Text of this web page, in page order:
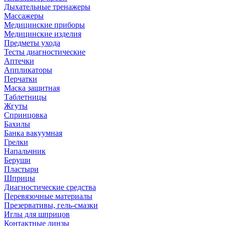
Дыхательные тренажеры
Массажеры
Медицинские приборы
Медицинские изделия
Предметы ухода
Тесты диагностические
Аптечки
Аппликаторы
Перчатки
Маска защитная
Таблетницы
Жгуты
Спринцовка
Бахилы
Банка вакуумная
Грелки
Напальчник
Беруши
Пластыри
Шприцы
Диагностические средства
Перевязочные материалы
Презервативы, гель-смазки
Иглы для шприцов
Контактные линзы